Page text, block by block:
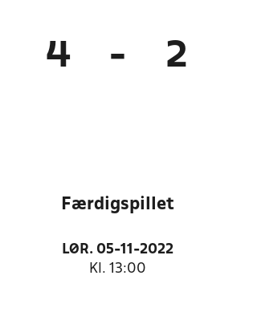
4 - 2
Færdigspillet
LØR. 05-11-2022
Kl. 13:00